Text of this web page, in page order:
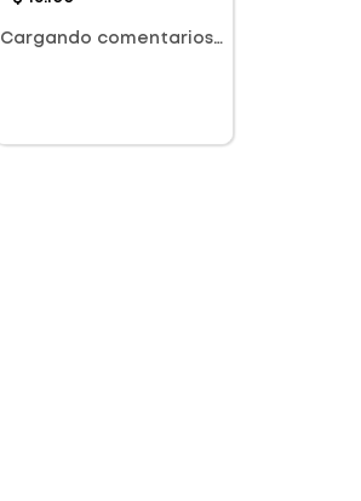
Dry X 100g
Cargando comentarios…